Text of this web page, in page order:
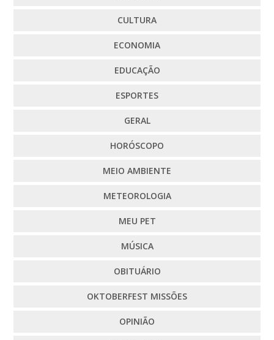
CULTURA
ECONOMIA
EDUCAÇÃO
ESPORTES
GERAL
HORÓSCOPO
MEIO AMBIENTE
METEOROLOGIA
MEU PET
MÚSICA
OBITUÁRIO
OKTOBERFEST MISSÕES
OPINIÃO